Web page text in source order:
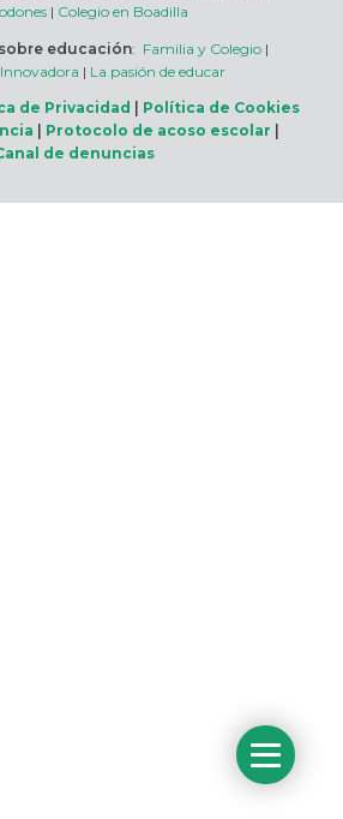
| Colegio en Boadilla
educación: Familia y Colegio |
| La pasión de educar
de Privacidad
Política de Cookies
Protocolo de acoso escolar
de denuncias